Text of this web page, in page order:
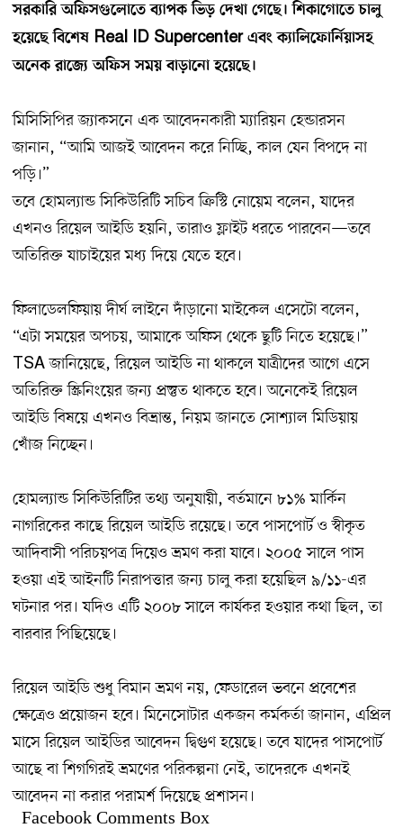
সরকারি অফিসগুলোতে ব্যাপক ভিড় দেখা গেছে। শিকাগোতে চালু
হয়েছে বিশেষ Real ID Supercenter এবং ক্যালিফোর্নিয়াসহ
অনেক রাজ্যে অফিস সময় বাড়ানো হয়েছে।
মিসিসিপির জ্যাকসনে এক আবেদনকারী ম্যারিয়ন হেন্ডারসন
জানান, “আমি আজই আবেদন করে নিচ্ছি, কাল যেন বিপদে না
পড়ি।”
তবে হোমল্যান্ড সিকিউরিটি সচিব ক্রিস্টি নোয়েম বলেন, যাদের
এখনও রিয়েল আইডি হয়নি, তারাও ফ্লাইট ধরতে পারবেন—তবে
অতিরিক্ত যাচাইয়ের মধ্য দিয়ে যেতে হবে।
ফিলাডেলফিয়ায় দীর্ঘ লাইনে দাঁড়ানো মাইকেল এসেটো বলেন,
“এটা সময়ের অপচয়, আমাকে অফিস থেকে ছুটি নিতে হয়েছে।”
TSA জানিয়েছে, রিয়েল আইডি না থাকলে যাত্রীদের আগে এসে
অতিরিক্ত স্ক্রিনিংয়ের জন্য প্রস্তুত থাকতে হবে। অনেকেই রিয়েল
আইডি বিষয়ে এখনও বিভ্রান্ত, নিয়ম জানতে সোশ্যাল মিডিয়ায়
খোঁজ নিচ্ছেন।
হোমল্যান্ড সিকিউরিটির তথ্য অনুযায়ী, বর্তমানে ৮১% মার্কিন
নাগরিকের কাছে রিয়েল আইডি রয়েছে। তবে পাসপোর্ট ও স্বীকৃত
আদিবাসী পরিচয়পত্র দিয়েও ভ্রমণ করা যাবে। ২০০৫ সালে পাস
হওয়া এই আইনটি নিরাপত্তার জন্য চালু করা হয়েছিল ৯/১১-এর
ঘটনার পর। যদিও এটি ২০০৮ সালে কার্যকর হওয়ার কথা ছিল, তা
বারবার পিছিয়েছে।
রিয়েল আইডি শুধু বিমান ভ্রমণ নয়, ফেডারেল ভবনে প্রবেশের
ক্ষেত্রেও প্রয়োজন হবে। মিনেসোটার একজন কর্মকর্তা জানান, এপ্রিল
মাসে রিয়েল আইডির আবেদন দ্বিগুণ হয়েছে। তবে যাদের পাসপোর্ট
আছে বা শিগগিরই ভ্রমণের পরিকল্পনা নেই, তাদেরকে এখনই
আবেদন না করার পরামর্শ দিয়েছে প্রশাসন।
Facebook Comments Box